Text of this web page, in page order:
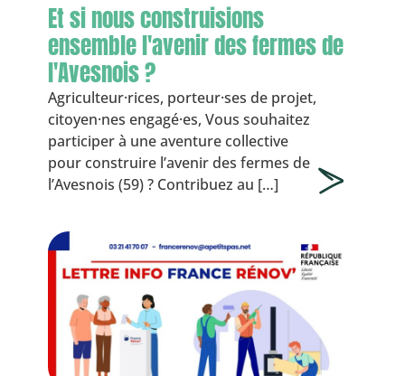
Et si nous construisions
ensemble l'avenir des fermes de
l'Avesnois ?
Agriculteur·rices, porteur·ses de projet,
citoyen·nes engagé·es, Vous souhaitez
participer à une aventure collective
pour construire l’avenir des fermes de
l’Avesnois (59) ? Contribuez au […]